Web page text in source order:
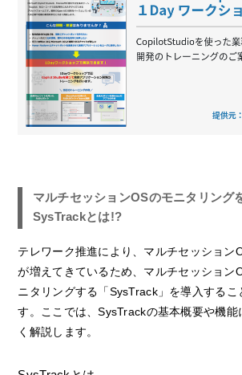
マルチセッションOSのモニタリング
SysTrackとは!?
テレワーク推進により、マルチセッション
が増えてきているため、マルチセッション
ニタリングする「SysTrack」を導入するこ
す。ここでは、SysTrackの基本概要や機能
く解説します。